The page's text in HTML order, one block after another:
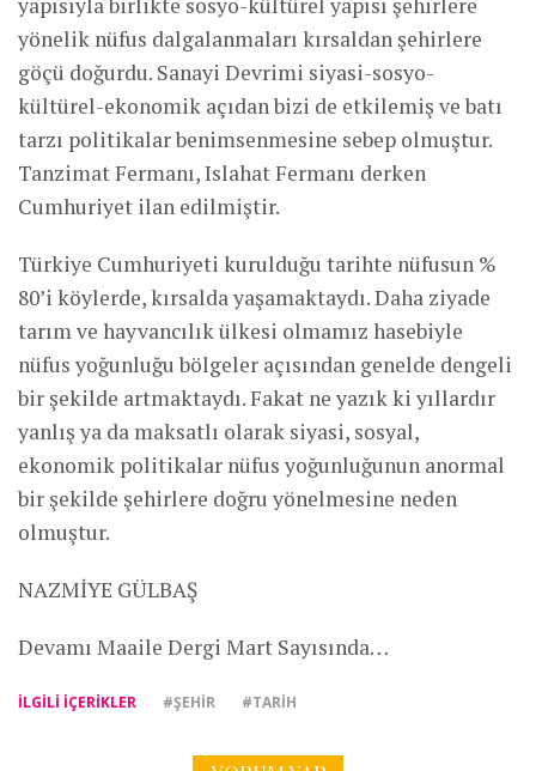
yönelik nüfus dalgalanmaları kırsaldan şehirlere
göçü doğurdu. Sanayi Devrimi siyasi-sosyo-
kültürel-ekonomik açıdan bizi de etkilemiş ve batı
tarzı politikalar benimsenmesine sebep olmuştur.
Tanzimat Fermanı, Islahat Fermanı derken
Cumhuriyet ilan edilmiştir.
Türkiye Cumhuriyeti kurulduğu tarihte nüfusun %
80’i köylerde, kırsalda yaşamaktaydı. Daha ziyade
tarım ve hayvancılık ülkesi olmamız hasebiyle
nüfus yoğunluğu bölgeler açısından genelde dengeli
bir şekilde artmaktaydı. Fakat ne yazık ki yıllardır
yanlış ya da maksatlı olarak siyasi, sosyal,
ekonomik politikalar nüfus yoğunluğunun anormal
bir şekilde şehirlere doğru yönelmesine neden
olmuştur.
NAZMİYE GÜLBAŞ
Devamı Maaile Dergi Mart Sayısında…
İLGILI IÇERIKLER #ŞEHIR #TARIH